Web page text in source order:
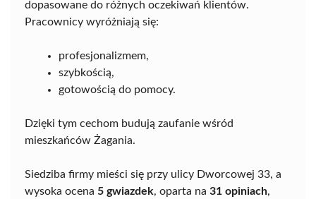
dopasowane do różnych oczekiwań klientów.
Pracownicy wyróżniają się:
profesjonalizmem,
szybkością,
gotowością do pomocy.
Dzięki tym cechom budują zaufanie wśród
mieszkańców Żagania.
Siedziba firmy mieści się przy ulicy Dworcowej 33, a
wysoka ocena 5 gwiazdek, oparta na 31 opiniach,